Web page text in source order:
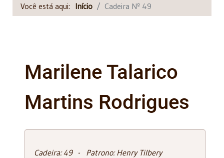
Você está aqui: Início Cadeira Nº 49
Marilene Talarico
Martins Rodrigues
Cadeira: 49 - Patrono: Henry Tilbery